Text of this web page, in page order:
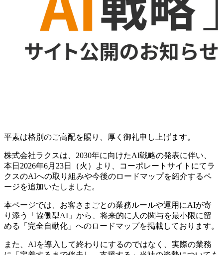
平素は格別のご高配を賜り、厚く御礼申し上げます。
株式会社ラクスは、2030年に向けたAI戦略の発表に伴い、
本日2026年6月23日（火）より、コーポレートサイトにてラ
クスのAIへの取り組みや今後のロードマップを紹介するペ
ージを追加いたしました。
本ページでは、お客さまごとの業務ルールや運用にAIが寄
り添う「協働型AI」から、将来的に人の関与を最小限に留
める「完全自動化」へのロードマップを掲載しております。
また、AIを導入して終わりにするのではなく、実際の業務